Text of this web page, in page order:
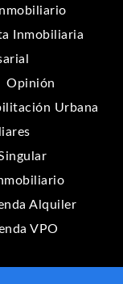
Inmobiliaria
Opinión
Urbana
Alquiler
VPO